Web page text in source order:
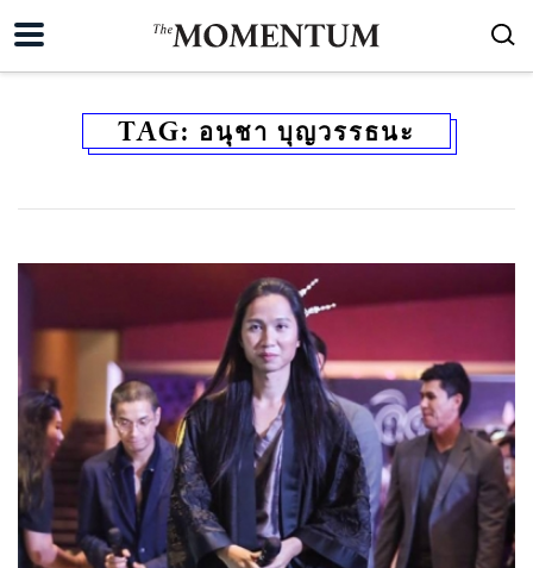
TAG: อนุชา บุญวรรธนะ